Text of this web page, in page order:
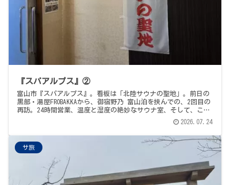
『スパアルプス』②
富山市『スパアルプス』。看板は「北陸サウナの聖地」。前日の
黒部・湯屋FROBAKKAから、御宿野乃 富山泊を挟んでの、2回目の
再訪。24時間営業、温度と湿度の絶妙なサウナ室、そして、この
施設の主役はなんといっても、アルプスの天然水を掛け流した水
風呂と、その同じ水がそのまま飲める天然水飲み放題。アルプス
食堂の いかの墨作り＋ビールで、富山編の締めくくり。帰りはも
ちろん、小松空港から赤い翼で。
2026.07.24
サ旅